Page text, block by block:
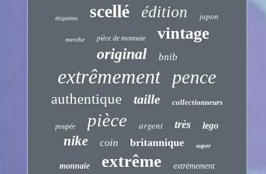
étiquettes scellé édition japon
menthe pièce de monnaie vintage
original bnib
extrêmement pence
authentique taille collectionneurs
poupée pièce argent très lego
nike coin britannique super
monnaie extrême extrèmement